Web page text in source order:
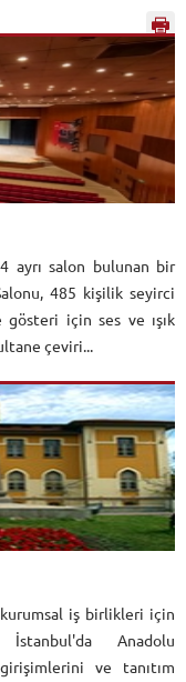
Geri Dön
ayrı salon bulunan bir
485 kişilik seyirci
için ses ve ışık
çeviri...
kurumsal iş birlikleri için
Anadolu
ve tanıtım